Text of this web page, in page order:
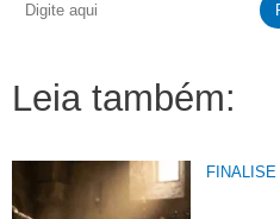
Leia também: